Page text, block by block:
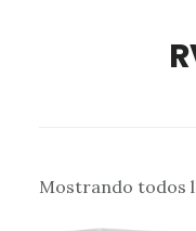
Mostrando todos